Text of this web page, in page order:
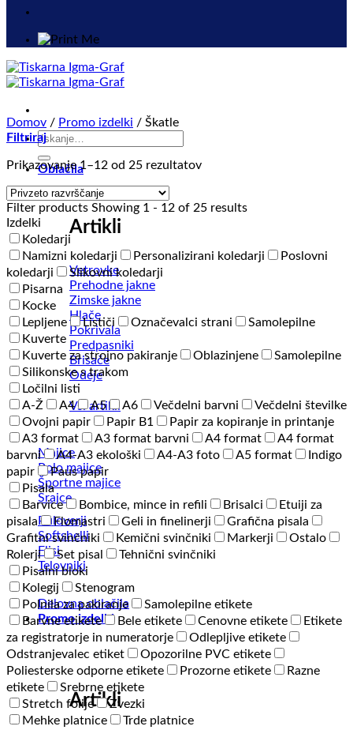
Išči:
Oblačila
Artikli
Vetrovke
Prehodne jakne
Zimske jakne
Hlače
Pokrivala
Predpasniki
Brisače
Odeje
Vsi artikli
Majice
Polo majice
Športne majice
Srajce
Puloverji
Softshelli
Flisi
Telovniki
Delovna oblačila
Promo izdelki
Artikli
Domov / Promo izdelki / Škatle
Filtriraj
Prikazovanje 1–12 od 25 rezultatov
Filter products Showing 1 - 12 of 25 results
Izdelki
Koledarji
Namizni koledarji
Personalizirani koledarji
Poslovni
koledarji
Slikovni koledarji
Pisarna
Kocke
Lepljene
Lističi Označevalci strani
Samolepilne
Kuverte
Kuverte za strojno pakiranje
Oblazinjene
Samolepilne
Silikonske s trakom
Ločilni listi
A-Ž
A4 A5 A6 Večdelni barvni
Večdelni številke
Ovojni papir
Papir B1
Papir za kopiranje in printanje
A3 format
A3 format barvni A4 format
A4 format
barvni
A4-A3 ekološki A4-A3 foto A5 format
Indigo
papir
Paus papir
Pisala
Barvice
Bombice, mince in refili Brisalci
Etuiji za
pisala
Flomastri Geli in finelinerji
Grafična pisala
Grafitni svinčniki
Kemični svinčniki Markerji
Ostalo
Rolerji
Set pisal
Tehnični svinčniki
Pisalni bloki
Kolegij
Stenogram
Polnila za pakiranje
Samolepilne etikete
Barvne etikete
Bele etikete Cenovne etikete
Etikete
za registratorje in numeratorje
Odlepljive etikete
Odstranjevalec etiket
Opozorilne PVC etikete
Poliesterske odporne etikete
Prozorne etikete
Razne
etikete
Srebrne etikete
Stretch folije
Zvezki
Mehke platnice
Trde platnice